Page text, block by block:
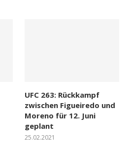
UFC 263: Rückkampf
zwischen Figueiredo und
Moreno für 12. Juni
geplant
25.02.2021